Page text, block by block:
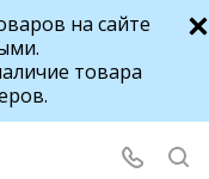
на сайте
товара